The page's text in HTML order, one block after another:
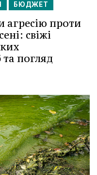
БЮДЖЕТ
агресію проти
свіжі
погляд